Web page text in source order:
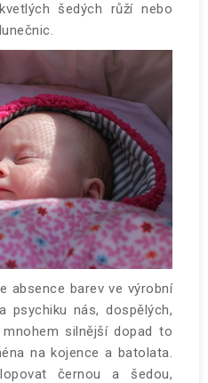
šedých růží nebo
absence barev ve výrobní
psychiku nás, dospělých,
silnější dopad to
na kojence a batolata.
černou a šedou,